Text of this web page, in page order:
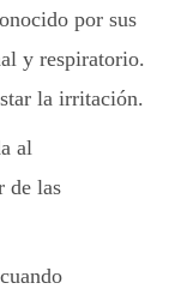
por sus
y respiratorio.
la irritación.
al
de las